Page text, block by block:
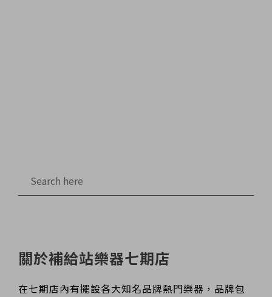
關於補給站樂器七期店
在七期店內有擺設各大知名品牌熱門樂器，品牌包